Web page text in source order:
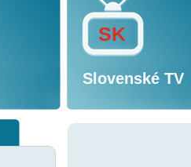
Slovenské TV
SK